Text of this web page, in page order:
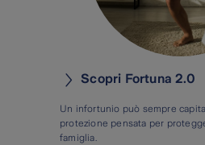
Scopri Fortuna 2.0
Un infortunio può sempre
protezione pensata per
famiglia.